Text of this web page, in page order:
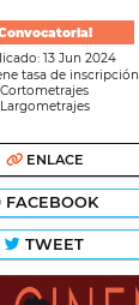
13 Jun 2024
tasa de inscripción
Cortometrajes
Largometrajes
ENLACE
FACEBOOK
TWEET